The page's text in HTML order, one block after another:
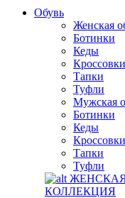
Обувь
Женская
Ботинки
Кеды
Кроссовки
Тапки
Туфли
Мужская
Ботинки
Кеды
Кроссовки
Тапки
Туфли
КОЛЛЕКЦИЯ